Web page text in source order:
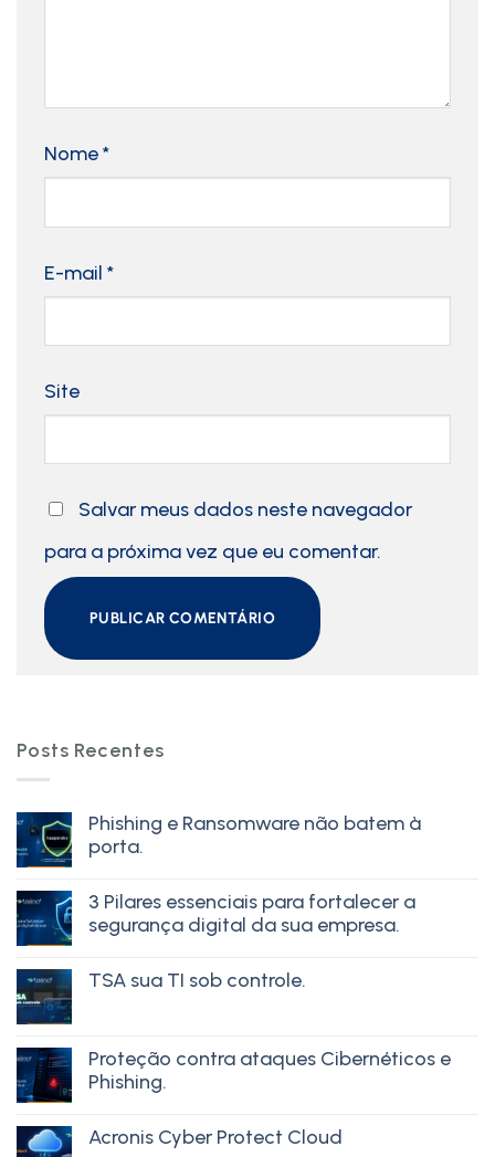
Nome*
E-mail *
Site
Salvar meus dados neste navegador
para a próxima vez que eu comentar.
Posts Recentes
Phishing e Ransomware não batem à
porta.
3 Pilares essenciais para fortalecer a
segurança digital da sua empresa.
TSA sua TI sob controle.
Proteção contra ataques Cibernéticos e
Phishing.
Acronis Cyber Protect Cloud